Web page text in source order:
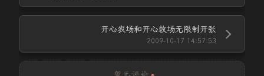
开心农场和开心牧场无限制开张
2009-10-17 14:57:53